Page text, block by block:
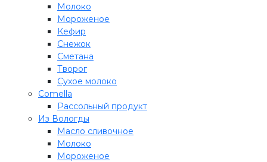
Молоко
Мороженое
Кефир
Снежок
Сметана
Творог
Сухое молоко
Comеlla
Рассольный продукт
Из Вологды
Масло сливочное
Молоко
Мороженое